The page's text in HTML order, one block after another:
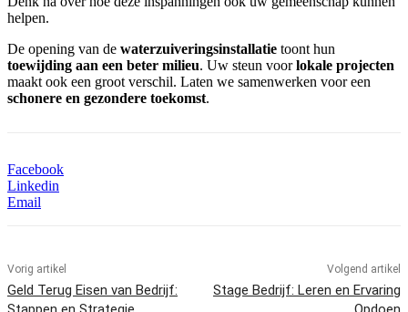
helpen.
De opening van de waterzuiveringsinstallatie toont hun
toewijding aan een beter milieu. Uw steun voorlokale projecten
maakt ook een groot verschil. Laten we samenwerken voor een
schonere en gezondere toekomst.
Facebook
Linkedin
Email
Vorig artikel
Geld Terug Eisen van Bedrijf:
Volgend artikel
Stage Bedrijf: Leren en Ervaring